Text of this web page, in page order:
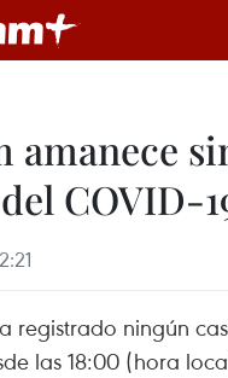
amanece
COVID-
registrado ningún
las 18:00 (hora